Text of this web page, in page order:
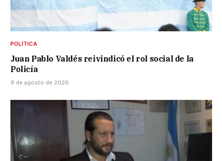
POLÍTICA
Juan Pablo Valdés reivindicó el rol social de la
Policía
9 de agosto de 2026